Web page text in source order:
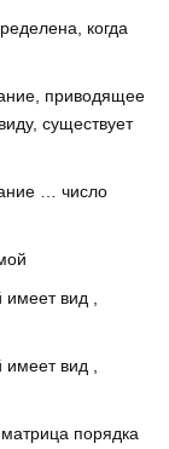
когда
приводящее
существует
… число
имеет вид ,
вид ,
порядка